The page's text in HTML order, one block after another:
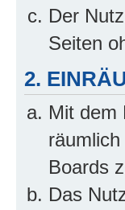
Der
Seiten
2.
Mit dem
Boards
Das